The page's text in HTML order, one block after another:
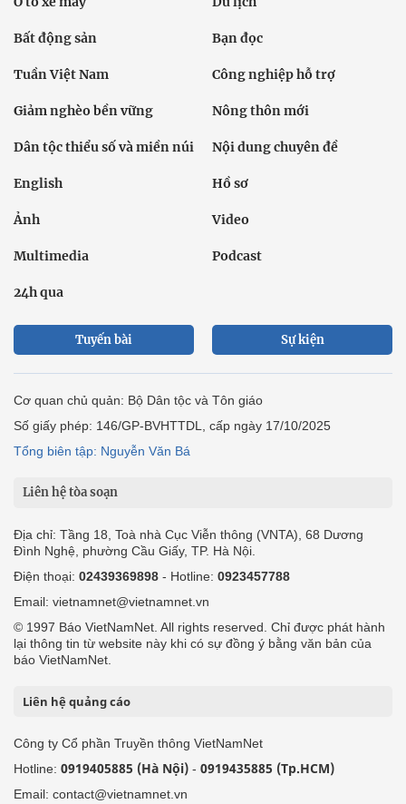
Bất động sản Bạn đọc
Tuần Việt Nam Công nghiệp hỗ trợ
Giảm nghèo bền vững Nông thôn mới
Dân tộc thiểu số và miền núi Nội dung chuyên đề
English Hồ sơ
Ảnh Video
Multimedia Podcast
24h qua
Tuyến bài Sự kiện
Cơ quan chủ quản: Bộ Dân tộc và Tôn giáo
Số giấy phép: 146/GP-BVHTTDL, cấp ngày 17/10/2025
Tổng biên tập: Nguyễn Văn Bá
Liên hệ tòa soạn
Địa chỉ: Tầng 18, Toà nhà Cục Viễn thông (VNTA), 68 Dương
Đình Nghệ, phường Cầu Giấy, TP. Hà Nội.
Điện thoại: 02439369898 - Hotline: 0923457788
Email: vietnamnet@vietnamnet.vn
© 1997 Báo VietNamNet. All rights reserved. Chỉ được phát hành
lại thông tin từ website này khi có sự đồng ý bằng văn bản của
báo VietNamNet.
Liên hệ quảng cáo
Công ty Cổ phần Truyền thông VietNamNet
Hotline: 0919405885 (Hà Nội) - 0919435885 (Tp.HCM)
Email: contact@vietnamnet.vn